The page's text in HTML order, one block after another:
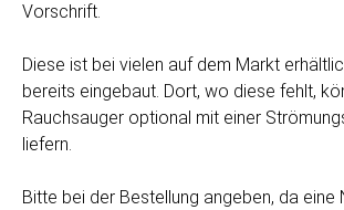
Vorschrift.
Diese ist bei vielen auf dem Markt
bereits eingebaut. Dort, wo diese fehlt,
Rauchsauger optional mit einer
liefern.
Bitte bei der Bestellung angeben, da eine